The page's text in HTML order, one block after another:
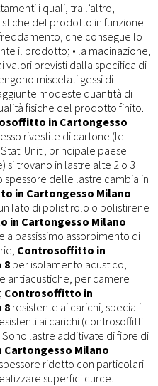
i quali, tra l’altro,
del prodotto in funzione
che consegue lo
il prodotto; • la macinazione,
valori previsti dalla specifica di
miscelati gessi di
modeste quantità di
fisiche del prodotto finito.
in Cartongesso
rivestite di cartone (le
Uniti, principale paese
trovano in lastre alte 2 o 3
delle lastre cambia in
in Cartongesso Milano
lato di polistirolo o polistirene
in Cartongesso Milano
bassissimo assorbimento di
Controsoffitto in
8 per isolamento acustico,
antiacustiche, per camere
Controsoffitto in
8 resistente ai carichi, speciali
ai carichi (controsoffitti
lastre additivate di fibre di
Milano
ridotto con particolari
superfici curce.